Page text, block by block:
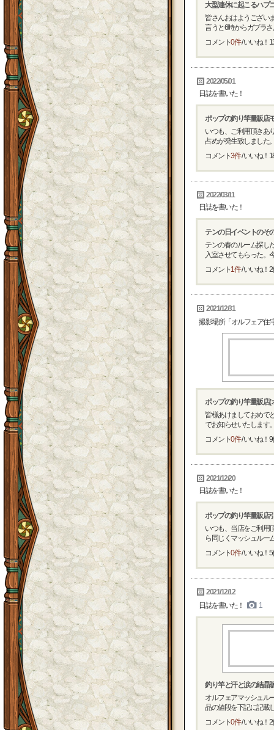
大型連休に起こるハプ
皆さんおはようござい
言うと6時からガブラ
コメント0件/ いいね！
2022/05/01
日誌を書いた！
ポップの釣り竿量販店
いつも、ご利用頂きあ
占めが発生致しました
コメント3件/ いいね！
2022/03/11
日誌を書いた！
テンの日イベントのそ
テンの春のルーム探し
入室させてもらった。
コメント1件/ いいね！ 2
2021/12/31
撮影場所「オルフェア
ポップの釣り竿量販店(
皆様あけましておめで
でお知らせいたします
コメント0件/ いいね！ 9
2021/12/20
日誌を書いた！
ポップの釣り竿量販店
いつも、当店をご利用
ら同じくマッシュルー
コメント0件/ いいね！ 5
2021/12/12
日誌を書いた！
1
釣り竿と汗と涙の結晶
オルフェアマッシュル
品の値段を下記に記載
コメント0件/ いいね！ 2